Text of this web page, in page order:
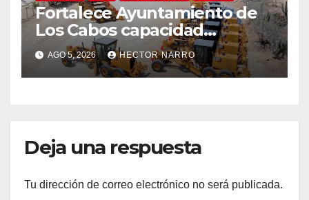
Fortalece Ayuntamiento de
Los Cabos capacidad
operativa de Servicios
Públicos con recursos del
FISAM
AGO 5, 2026 HECTOR NARRO
Deja una respuesta
Tu dirección de correo electrónico no será publicada.